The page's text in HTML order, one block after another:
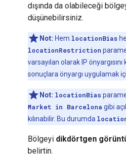
dışında da olabileceği
düşünebilirsiniz.
Not: Hem locationBias
locationRestriction
varsayılan olarak IP önyargısını
sonuçlara önyargı uygulamak
Not: locationBias
Market in Barcelona gibi
kılınabilir. Bu durumda
Bölgeyi dikdörtgen
belirtin.